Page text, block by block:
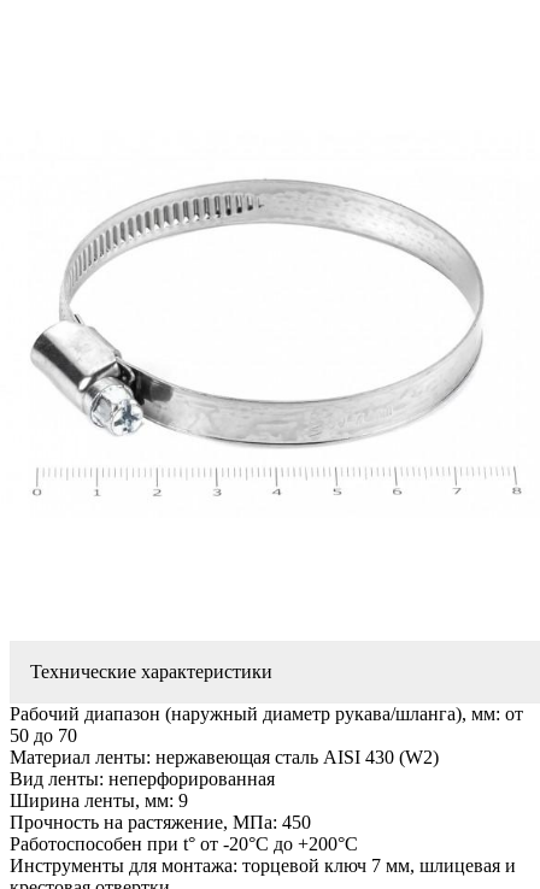
Технические характеристики
Рабочий диапазон (наружный диаметр рукава/шланга), мм: от
50 до 70
Материал ленты: нержавеющая сталь AISI 430 (W2)
Вид ленты: неперфорированная
Ширина ленты, мм: 9
Прочность на растяжение, МПа: 450
Работоспособен при t° от -20°C до +200°C
Инструменты для монтажа: торцевой ключ 7 мм, шлицевая и